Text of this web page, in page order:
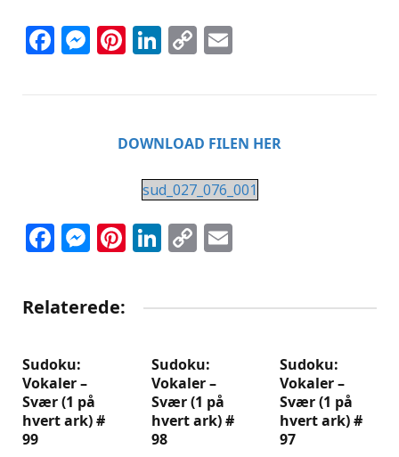
Facebook
Messenger
Pinterest
LinkedIn
Copy
DOWNLOAD FILEN HER
sud_027_076_001
Facebook
Messenger
Pinterest
LinkedIn
Copy
Relaterede:
Sudoku:
Vokaler –
Svær (1 på
hvert ark) #
99
Sudoku:
Vokaler –
Svær (1 på
hvert ark) #
98
Sudoku:
Vokaler –
Svær (1 på
hvert ark) #
97